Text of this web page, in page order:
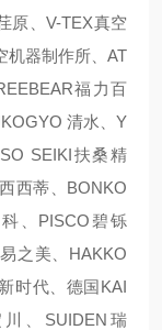
原、V-TEX真空
机器制作所、AT
福力百
清水、Y
SEIKI扶桑精
西蒂、BONKO
、PISCO碧铄
之美、HAKKO
时代、德国KAI
川、SUIDEN瑞